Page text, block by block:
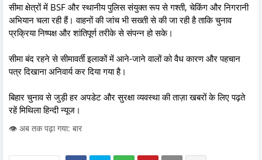
सीमा क्षेत्रों में BSF और स्थानीय पुलिस संयुक्त रूप से गश्ती, चेकिंग और निगरानी
अभियान चला रही हैं। वाहनों की जांच भी सख्ती से की जा रही है ताकि चुनाव
प्रक्रिया निष्पक्ष और शांतिपूर्ण तरीके से संपन्न हो सके।
सीमा बंद रहने से सीमावर्ती इलाकों में आने-जाने वालों को वैध कारण और पहचान
पत्र दिखाना अनिवार्य कर दिया गया है।
बिहार चुनाव से जुड़ी हर अपडेट और सुरक्षा व्यवस्था की ताज़ा खबरों के लिए पढ़ते
रहें मिथिला हिन्दी न्यूज।
👁️ अब तक पढ़ा गया: बार